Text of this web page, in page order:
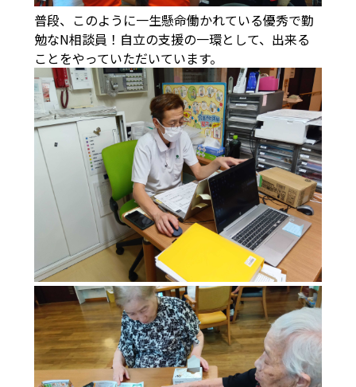
普段、このように一生懸命働かれている優秀で勤
勉なN相談員！自立の支援の一環として、出来る
ことをやっていただいています。